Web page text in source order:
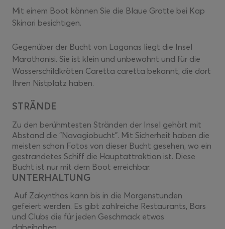
Mit einem Boot können Sie die Blaue Grotte bei Kap
Skinari besichtigen.
Gegenüber der Bucht von Laganas liegt die Insel
Marathonisi. Sie ist klein und unbewohnt und für die
Wasserschildkröten Caretta caretta bekannt, die dort
Ihren Nistplatz haben.
STRÄNDE
Zu den berühmtesten Stränden der Insel gehört mit
Abstand die "Navagiobucht". Mit Sicherheit haben die
meisten schon Fotos von dieser Bucht gesehen, wo ein
gestrandetes Schiff die Hauptattraktion ist. Diese
Bucht ist nur mit dem Boot erreichbar.
UNTERHALTUNG
Auf Zakynthos kann bis in die Morgenstunden
gefeiert werden. Es gibt zahlreiche Restaurants, Bars
und Clubs die für jeden Geschmack etwas